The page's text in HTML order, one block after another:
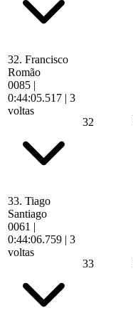
32. Francisco
Romão
0085 |
0:44:05.517 | 3
voltas
32
33. Tiago
Santiago
0061 |
0:44:06.759 | 3
voltas
33